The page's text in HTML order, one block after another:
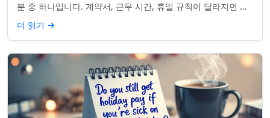
분 중 하나입니다. 계약서, 근무 시간, 휴일 규칙이 달라지면 하
나의 공휴일이 준수 문제...
더 읽기 →